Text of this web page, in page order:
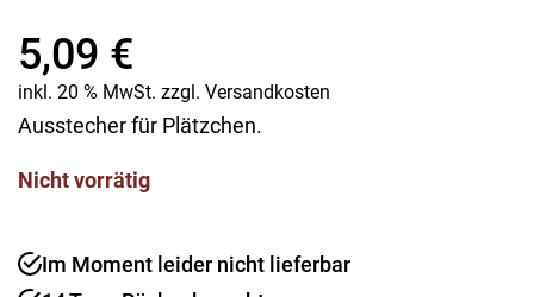
5,09 €
inkl. 20 % MwSt. zzgl. Versandkosten
Ausstecher für Plätzchen.
Nicht vorrätig
Im Moment leider nicht lieferbar